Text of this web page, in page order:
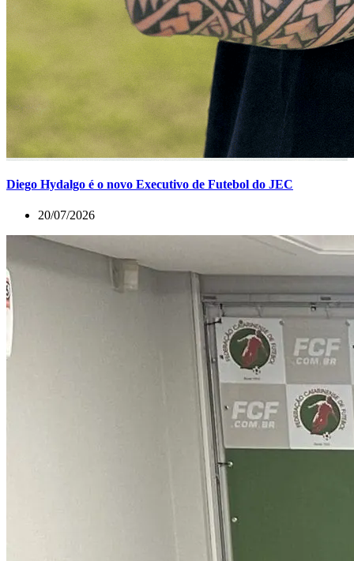
Diego Hydalgo é o novo Executivo de Futebol do JEC
20/07/2026